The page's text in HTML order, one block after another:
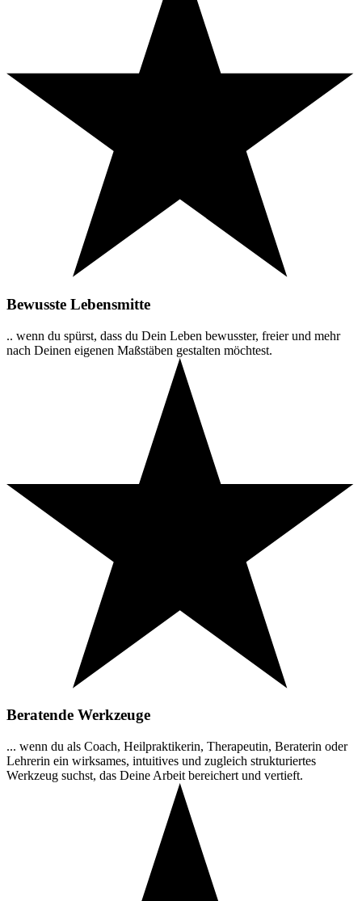
Bewusste Lebensmitte
.. wenn du spürst, dass du Dein Leben bewusster, freier und mehr
nach Deinen eigenen Maßstäben gestalten möchtest.
Beratende Werkzeuge
... wenn du als Coach, Heilpraktikerin, Therapeutin, Beraterin oder
Lehrerin ein wirksames, intuitives und zugleich strukturiertes
Werkzeug suchst, das Deine Arbeit bereichert und vertieft.